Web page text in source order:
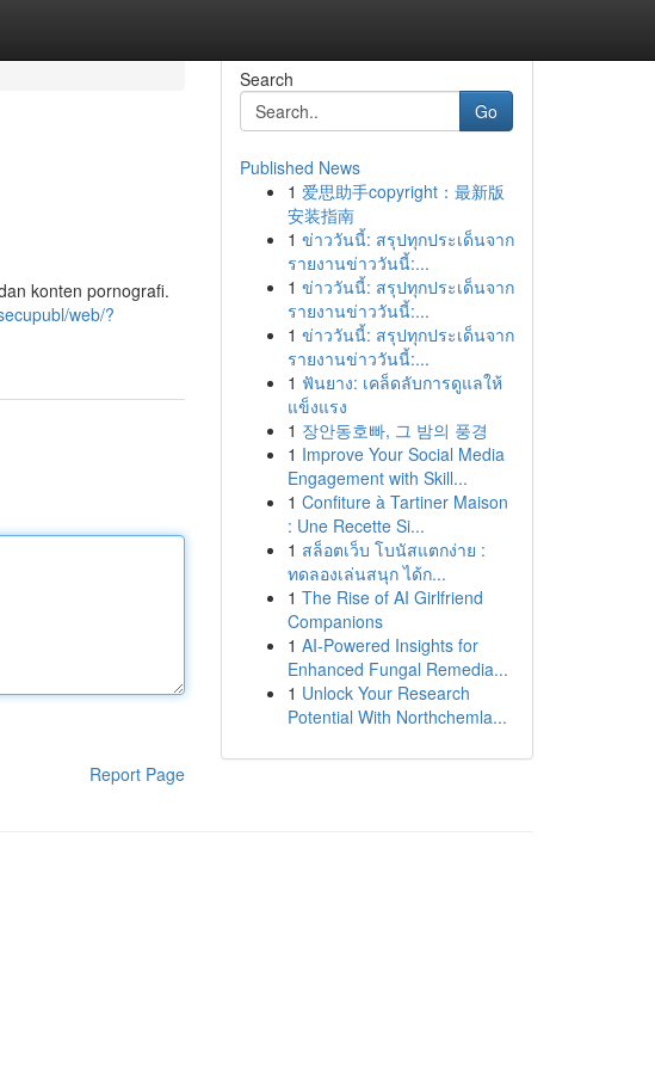
konten pornografi.
web/?
Report Page
Search
Go
Published News
1 爱思助手copyright：最新版
安装指南
1 ข่าววันนี้: สรุปทุกประเด็นจาก
รายงานข่าววันนี้:...
1 ข่าววันนี้: สรุปทุกประเด็นจาก
รายงานข่าววันนี้:...
1 ข่าววันนี้: สรุปทุกประเด็นจาก
รายงานข่าววันนี้:...
1 ฟันยาง: เคล็ดลับการดูแลให้
แข็งแรง
1 장안동호빠, 그 밤의 풍경
1 Improve Your Social Media
Engagement with Skill...
1 Confiture à Tartiner Maison
: Une Recette Si...
1 สล็อตเว็บ โบนัสแตกง่าย :
ทดลองเล่นสนุก ได้ก...
1 The Rise of AI Girlfriend
Companions
1 AI-Powered Insights for
Enhanced Fungal Remedia...
1 Unlock Your Research
Potential With Northchemla...